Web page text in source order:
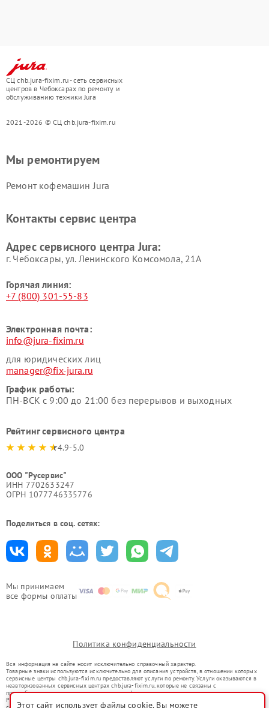
СЦ chb.jura-fixim.ru - сеть сервисных
центров в Чебоксарах по ремонту и
обслуживанию техники Jura
2021-2026 © СЦ chb.jura-fixim.ru
Мы принимаем
все формы оплаты
Мы ремонтируем
Ремонт кофемашин Jura
Контакты сервис центра
Адрес сервисного центра Jura:
г. Чебоксары, ул. Ленинского Комсомола, 21А
Горячая линия:
+7 (800) 301-55-83
Электронная почта:
info@jura-fixim.ru
для юридических лиц
manager@fix-jura.ru
График работы:
ПН-ВСК с 9:00 до 21:00 без перерывов и выходных
Рейтинг сервисного центра
4.9-5.0
ООО "Русервис"
ИНН 7702633247
ОГРН 1077746335776
Поделиться в соц. сетях:
Политика конфиденциальности
Вся информация на сайте носит исключительно справочный характер.
Товарные знаки используются исключительно для описания устройств, в отношении которых
сервисные центры chb.jura-fixim.ru предоставляют услуги по ремонту. Услуги оказываются в
неавторизованных сервисных центрах chb.jura-fixim.ru, которые не связаны с
правообладателями товарных знаков или их официальными представителями.
Ремонт осуществляется для устройств, уже введенных в гражданский оборот в соответствии
Этот сайт использует файлы cookie. Вы можете